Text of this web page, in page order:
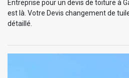
Entreprise pour un devis de toiture à
est là. Votre Devis changement de
détaillé.